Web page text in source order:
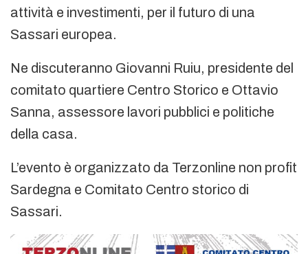
attività e investimenti, per il futuro di una
Sassari europea.
Ne discuteranno Giovanni Ruiu, presidente del
comitato quartiere Centro Storico e Ottavio
Sanna, assessore lavori pubblici e politiche
della casa.
L’evento è organizzato da Terzonline non profit
Sardegna e Comitato Centro storico di
Sassari.